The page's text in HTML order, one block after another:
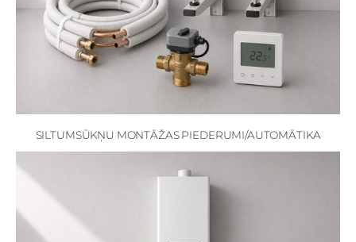
SILTUMSŪKŅU MONTĀŽAS PIEDERUMI/AUTOMĀTIKA